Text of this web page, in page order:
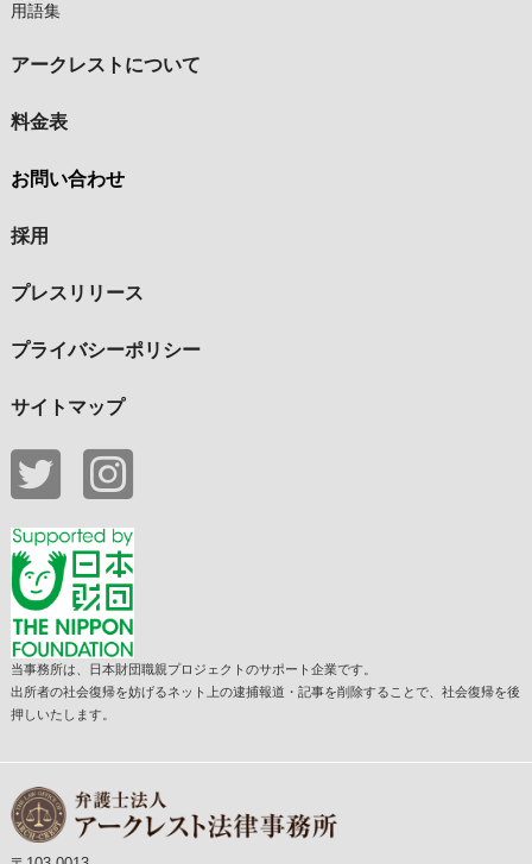
用語集
アークレストについて
料金表
お問い合わせ
採用
プレスリリース
プライバシーポリシー
サイトマップ
当事務所は、日本財団職親プロジェクトのサポート企業です。
出所者の社会復帰を妨げるネット上の逮捕報道・記事を削除することで、社会復帰を後
押しいたします。